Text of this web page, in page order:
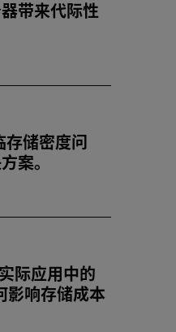
带来代际性
储密度问
案。
际应用中的
影响存储成本